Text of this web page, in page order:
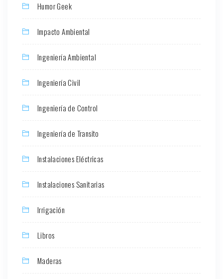
Humor Geek
Impacto Ambiental
Ingeniería Ambiental
Ingeniería Civil
Ingeniería de Control
Ingeniería de Transito
Instalaciones Eléctricas
Instalaciones Sanitarias
Irrigación
Libros
Maderas